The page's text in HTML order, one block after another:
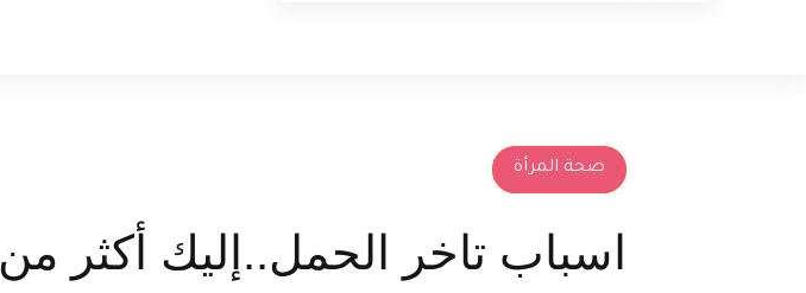
صحة المرأة
اسباب تاخر الحمل..إليك أكثر من 17 سبب